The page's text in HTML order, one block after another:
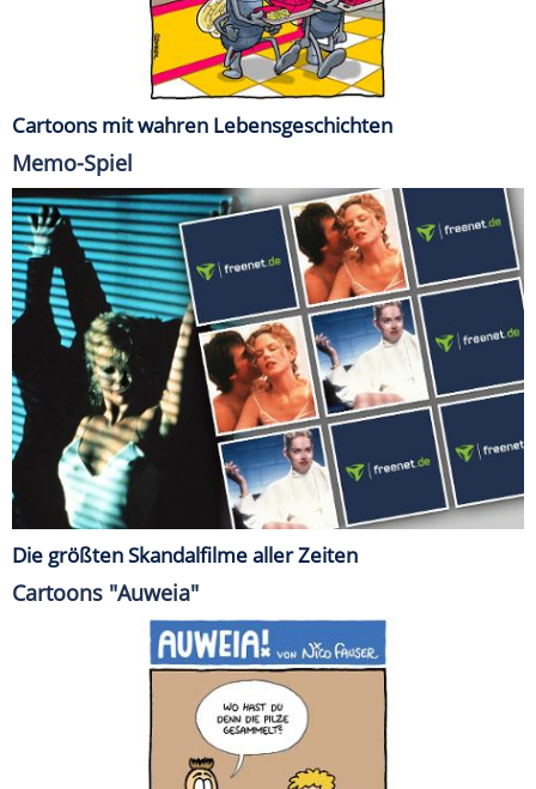
Cartoons mit wahren Lebensgeschichten
Memo-Spiel
Die größten Skandalfilme aller Zeiten
Cartoons "Auweia"